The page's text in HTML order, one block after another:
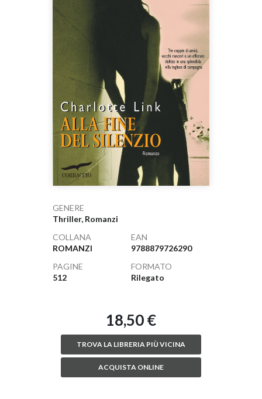
GENERE
Thriller, Romanzi
COLLANA
ROMANZI
EAN
9788879726290
PAGINE
512
FORMATO
Rilegato
18,50 €
TROVA LA LIBRERIA PIÙ VICINA
ACQUISTA ONLINE